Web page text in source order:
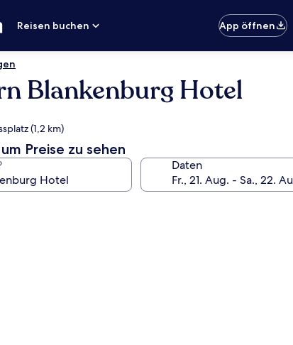
Reisen buchen
App öffnen
Blankenburg Hotel
(1,2 km)
Preise zu sehen
Daten